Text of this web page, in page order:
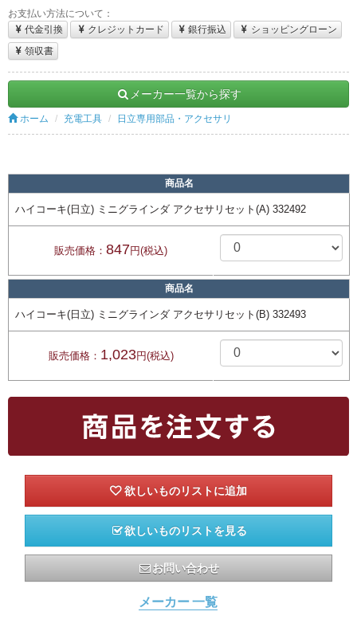
お支払い方法について：
代金引換
クレジットカード 銀行振込
ショッピングローン
領収書
メーカー一覧から探す
ホーム 充電工具 日立専用部品・アクセサリ
商品名
ハイコーキ(日立) ミニグラインダ アクセサリセット(A) 332492
販売価格： 847円(税込)
商品名
ハイコーキ(日立) ミニグラインダ アクセサリセット(B) 332493
販売価格： 1,023円(税込)
欲しいものリストを見る
お問い合わせ
メーカー 一覧